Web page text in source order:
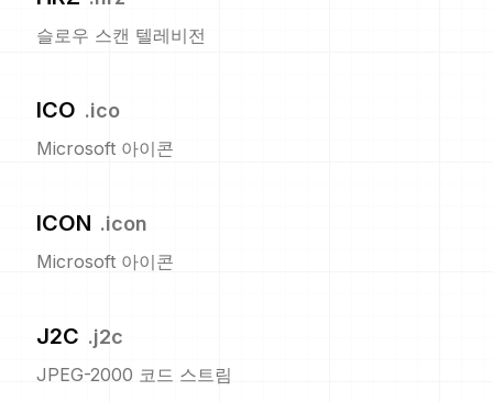
슬로우 스캔 텔레비전
ICO .ico
Microsoft 아이콘
ICON .icon
Microsoft 아이콘
J2C .j2c
JPEG-2000 코드 스트림